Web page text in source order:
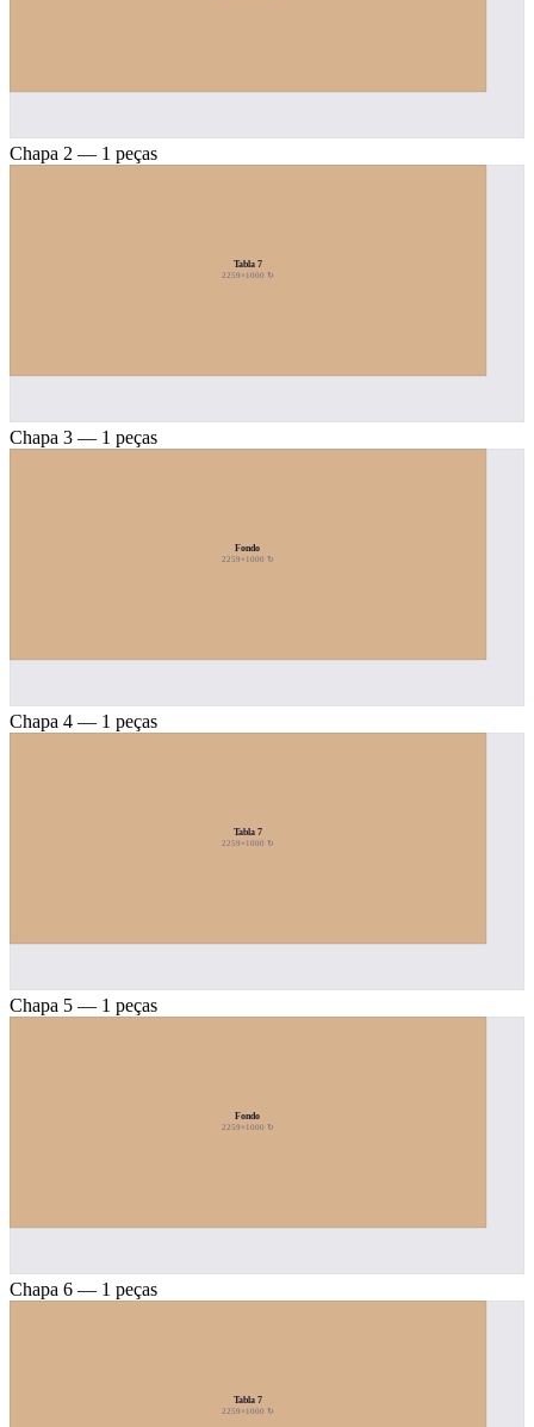
Chapa 2 — 1 peças
Tabla 7
2259×1000 ↻
Chapa 3 — 1 peças
Fondo
2259×1000 ↻
Chapa 4 — 1 peças
Tabla 7
2259×1000 ↻
Chapa 5 — 1 peças
Fondo
2259×1000 ↻
Chapa 6 — 1 peças
Tabla 7
2259×1000 ↻